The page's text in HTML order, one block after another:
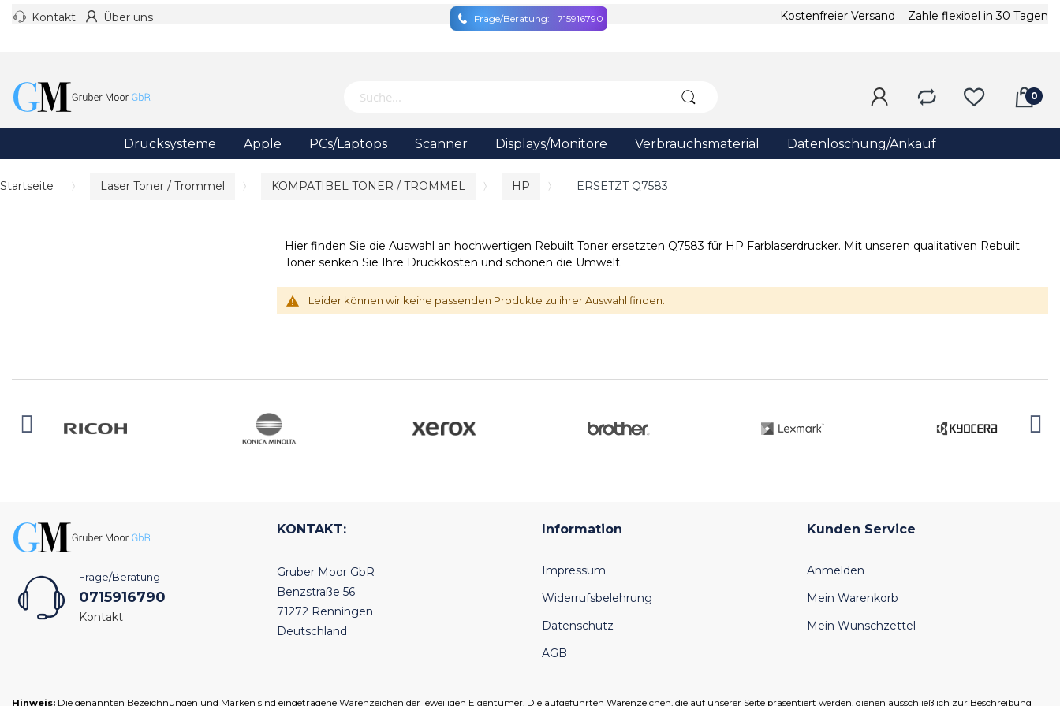
Kontakt Über uns Frage/Beratung: 715916790 Kostenfreier Versand Zahle flexibel in 30 Tagen
Drucksysteme Apple PCs/Laptops Scanner Displays/Monitore Verbrauchsmaterial Datenlöschung/Ankauf
Startseite Laser Toner / Trommel KOMPATIBEL TONER / TROMMEL HP ERSETZT Q7583
Hier finden Sie die Auswahl an hochwertigen Rebuilt Toner ersetzten Q7583 für HP Farblaserdrucker. Mit unseren qualitativen Rebuilt
Toner senken Sie Ihre Druckkosten und schonen die Umwelt.
Leider können wir keine passenden Produkte zu ihrer Auswahl finden.
Frage/Beratung
0715916790
Kontakt
KONTAKT:
Gruber Moor GbR
Benzstraße 56
71272 Renningen
Deutschland
Information
Impressum
Widerrufsbelehrung
Datenschutz
AGB
Kunden Service
Anmelden
Mein Warenkorb
Mein Wunschzettel
Hinweis: Die genannten Bezeichnungen und Marken sind eingetragene Warenzeichen der jeweiligen Eigentümer. Die aufgeführten Warenzeichen, die auf unserer Seite präsentiert werden, dienen ausschließlich zur Beschreibung